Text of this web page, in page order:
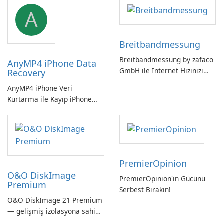
Linux ve Windows
ortamlarının sorunsuz
entegrasyonu için
A
AnyMP4 iPhone Data
Recovery
AnyMP4 iPhone Veri
Kurtarma ile Kayıp iPhone
Breitbandmessung
Breitbandmessung by zafaco
GmbH ile İnternet Hızınızı
O&O DiskImage
Premium
O&O DiskImage 21 Premium
— gelişmiş izolasyona sahip
PremierOpinion
PremierOpinion'ın Gücünü
Serbest Bırakın!